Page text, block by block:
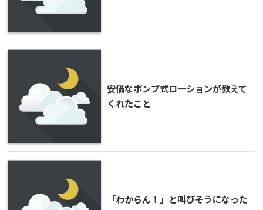
安価なポンプ式ローションが教えて
くれたこと
「わからん！」と叫びそうになった